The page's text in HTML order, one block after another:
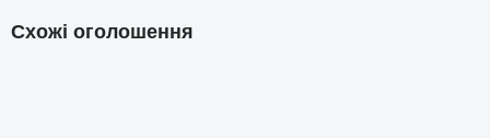
Схожі оголошення